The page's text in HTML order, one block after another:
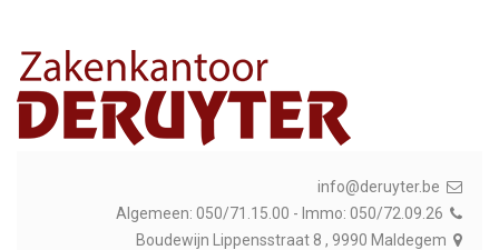
info@deruyter.be
Algemeen: 050/71.15.00 - Immo: 050/72.09.26
Boudewijn Lippensstraat 8 , 9990 Maldegem